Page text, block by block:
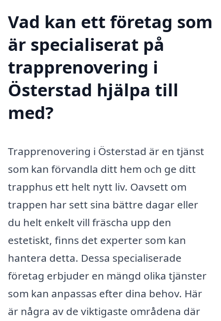
Vad kan ett företag som
är specialiserat på
trapprenovering i
Österstad hjälpa till
med?
Trapprenovering i Österstad är en tjänst
som kan förvandla ditt hem och ge ditt
trapphus ett helt nytt liv. Oavsett om
trappen har sett sina bättre dagar eller
du helt enkelt vill fräscha upp den
estetiskt, finns det experter som kan
hantera detta. Dessa specialiserade
företag erbjuder en mängd olika tjänster
som kan anpassas efter dina behov. Här
är några av de viktigaste områdena där